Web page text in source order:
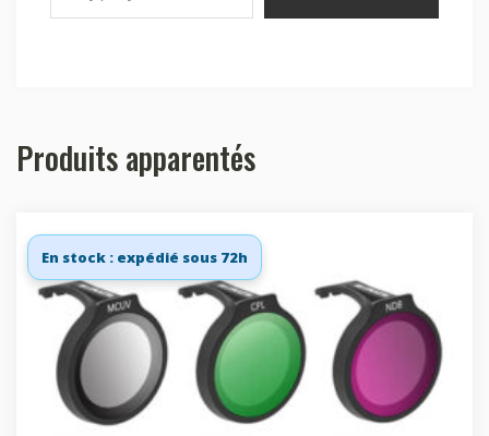
Produits apparentés
En stock : expédié sous 72h